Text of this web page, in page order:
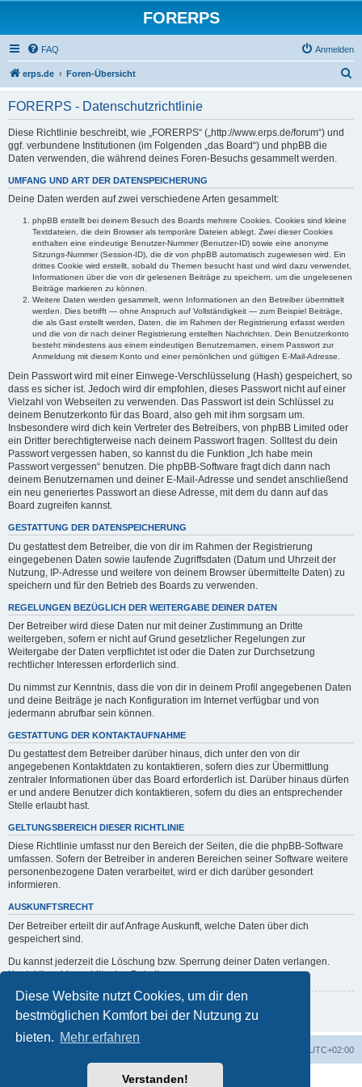
Diese Website nutzt Cookies, um dir den
bestmöglichen Komfort bei der Nutzung zu
bieten. Mehr erfahren
Verstanden!
FORERPS
FAQ Anmelden
erps.de Foren-Übersicht
FORERPS - Datenschutzrichtlinie
Diese Richtlinie beschreibt, wie „FORERPS“ („http://www.erps.de/forum“) und
ggf. verbundene Institutionen (im Folgenden „das Board“) und phpBB die
Daten verwenden, die während deines Foren-Besuchs gesammelt werden.
UMFANG UND ART DER DATENSPEICHERUNG
Deine Daten werden auf zwei verschiedene Arten gesammelt:
phpBB erstellt bei deinem Besuch des Boards mehrere Cookies. Cookies sind kleine
Textdateien, die dein Browser als temporäre Dateien ablegt. Zwei dieser Cookies
enthalten eine eindeutige Benutzer-Nummer (Benutzer-ID) sowie eine anonyme
Sitzungs-Nummer (Session-ID), die dir von phpBB automatisch zugewiesen wird. Ein
drittes Cookie wird erstellt, sobald du Themen besucht hast und wird dazu verwendet,
Informationen über die von dir gelesenen Beiträge zu speichern, um die ungelesenen
Beiträge markieren zu können.
Weitere Daten werden gesammelt, wenn Informationen an den Betreiber übermittelt
werden. Dies betrifft — ohne Anspruch auf Vollständigkeit — zum Beispiel Beiträge,
die als Gast erstellt werden, Daten, die im Rahmen der Registrierung erfasst werden
und die von dir nach deiner Registrierung erstellten Nachrichten. Dein Benutzerkonto
besteht mindestens aus einem eindeutigen Benutzernamen, einem Passwort zur
Anmeldung mit diesem Konto und einer persönlichen und gültigen E-Mail-Adresse.
Dein Passwort wird mit einer Einwege-Verschlüsselung (Hash) gespeichert, so
dass es sicher ist. Jedoch wird dir empfohlen, dieses Passwort nicht auf einer
Vielzahl von Webseiten zu verwenden. Das Passwort ist dein Schlüssel zu
deinem Benutzerkonto für das Board, also geh mit ihm sorgsam um.
Insbesondere wird dich kein Vertreter des Betreibers, von phpBB Limited oder
ein Dritter berechtigterweise nach deinem Passwort fragen. Solltest du dein
Passwort vergessen haben, so kannst du die Funktion „Ich habe mein
Passwort vergessen“ benutzen. Die phpBB-Software fragt dich dann nach
deinem Benutzernamen und deiner E-Mail-Adresse und sendet anschließend
ein neu generiertes Passwort an diese Adresse, mit dem du dann auf das
Board zugreifen kannst.
GESTATTUNG DER DATENSPEICHERUNG
Du gestattest dem Betreiber, die von dir im Rahmen der Registrierung
eingegebenen Daten sowie laufende Zugriffsdaten (Datum und Uhrzeit der
Nutzung, IP-Adresse und weitere von deinem Browser übermittelte Daten) zu
speichern und für den Betrieb des Boards zu verwenden.
REGELUNGEN BEZÜGLICH DER WEITERGABE DEINER DATEN
Der Betreiber wird diese Daten nur mit deiner Zustimmung an Dritte
weitergeben, sofern er nicht auf Grund gesetzlicher Regelungen zur
Weitergabe der Daten verpflichtet ist oder die Daten zur Durchsetzung
rechtlicher Interessen erforderlich sind.
Du nimmst zur Kenntnis, dass die von dir in deinem Profil angegebenen Daten
und deine Beiträge je nach Konfiguration im Internet verfügbar und von
jedermann abrufbar sein können.
GESTATTUNG DER KONTAKTAUFNAHME
Du gestattest dem Betreiber darüber hinaus, dich unter den von dir
angegebenen Kontaktdaten zu kontaktieren, sofern dies zur Übermittlung
zentraler Informationen über das Board erforderlich ist. Darüber hinaus dürfen
er und andere Benutzer dich kontaktieren, sofern du dies an entsprechender
Stelle erlaubt hast.
GELTUNGSBEREICH DIESER RICHTLINIE
Diese Richtlinie umfasst nur den Bereich der Seiten, die die phpBB-Software
umfassen. Sofern der Betreiber in anderen Bereichen seiner Software weitere
personenbezogene Daten verarbeitet, wird er dich darüber gesondert
informieren.
AUSKUNFTSRECHT
Der Betreiber erteilt dir auf Anfrage Auskunft, welche Daten über dich
gespeichert sind.
Du kannst jederzeit die Löschung bzw. Sperrung deiner Daten verlangen.
Kontaktiere hierzu bitte den Betreiber.
Zurück zur vorherigen Seite
UTC+02:00
Powered byphpBB® Forum Software © phpBB Limited